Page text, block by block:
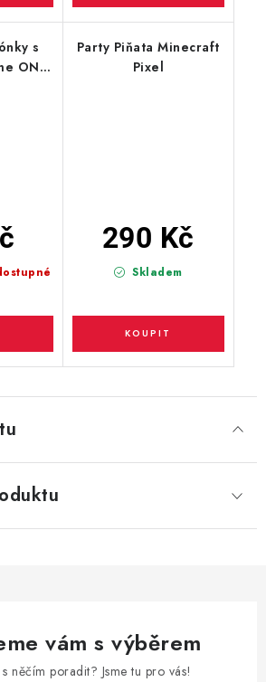
s
ON,
Party Piňata Minecraft
Pixel
Skladem
290 Kč
vám s výběrem
něčím poradit? Jsme tu pro vás!